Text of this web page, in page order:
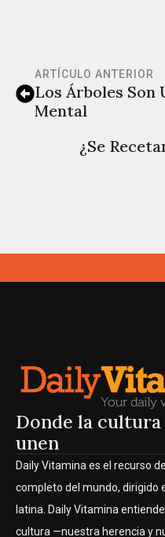
ARTÍCULO ANTERIOR
Los Árboles Son
Mental
¿Se
Donde la
unen
Daily Vitamina es el recurso
completo del mundo, dirigido
latina. Daily Vitamina
cultura —nuestra herencia y